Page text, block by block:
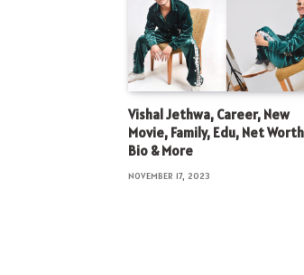
Vishal Jethwa, Career, New
Movie, Family, Edu, Net Worth
Bio & More
NOVEMBER 17, 2023